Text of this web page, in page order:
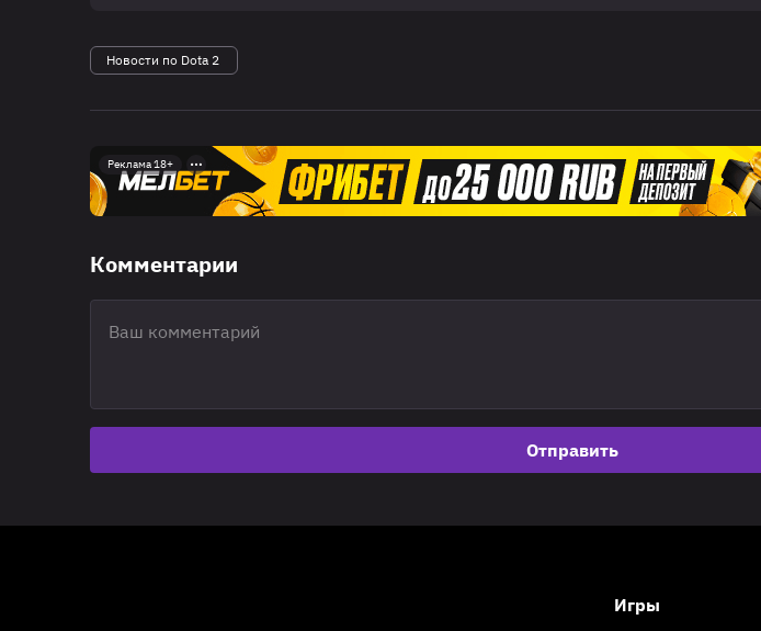
Новости по Dota 2
Реклама 18+
Комментарии
Отправить
Игры